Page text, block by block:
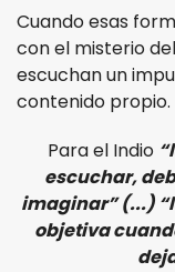
Cuando esas
con el misterio
escuchan un
contenido propio.
Para el Indio
escuchar,
imaginar” (...)
objetiva